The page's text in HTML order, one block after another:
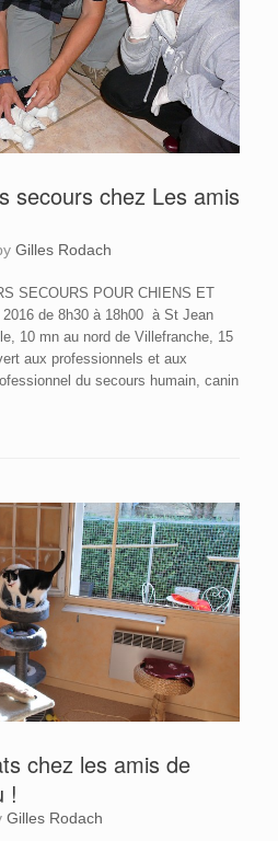
secours chez Les amis
Gilles Rodach
SECOURS POUR CHIENS ET
de 8h30 à 18h00 à St Jean
10 mn au nord de Villefranche, 15
aux professionnels et aux
du secours humain, canin
chez les amis de
!
Gilles Rodach